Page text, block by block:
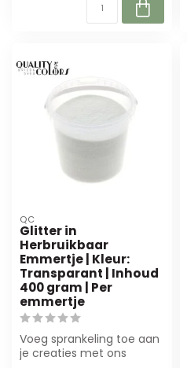
QC
Glitter in
Herbruikbaar
Emmertje | Kleur:
Transparant | Inhoud
400 gram | Per
emmertje
Voeg sprankeling toe aan
je creaties met ons